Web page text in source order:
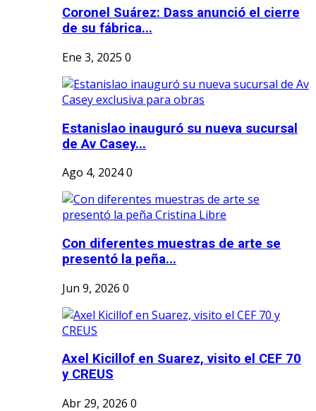
Coronel Suárez: Dass anunció el cierre
de su fábrica...
Ene 3, 2025 0
Estanislao inauguró su nueva sucursal
de Av Casey...
Ago 4, 20240
Con diferentes muestras de arte se
presentó la peña...
Jun 9, 2026 0
Axel Kicillof en Suarez, visito el CEF 70
y CREUS
Abr 29, 2026 0